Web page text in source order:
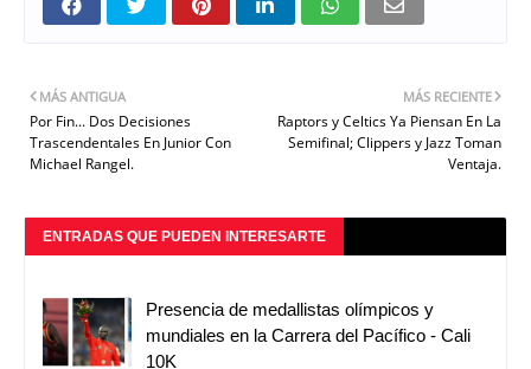
MÁS RECIENTE
Raptors y Celtics Ya Piensan En La
Semifinal; Clippers y Jazz Toman
Ventaja.
MÁS ANTIGUA
Por Fin... Dos Decisiones
Trascendentales En Junior Con
Michael Rangel.
ENTRADAS QUE PUEDEN INTERESARTE
Presencia de medallistas olímpicos y
mundiales en la Carrera del Pacífico - Cali
10K